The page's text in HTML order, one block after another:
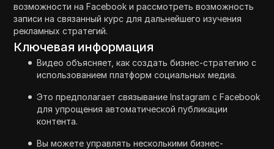
возможности на Facebook и рассмотреть возможность
записи на связанный курс для дальнейшего изучения
рекламных стратегий.
Ключевая информация
Видео объясняет, как создать бизнес-стратегию с
использованием платформ социальных медиа.
Это предполагает связывание Instagram с Facebook
для упрощения автоматической публикации
контента.
Вы можете управлять несколькими бизнес-